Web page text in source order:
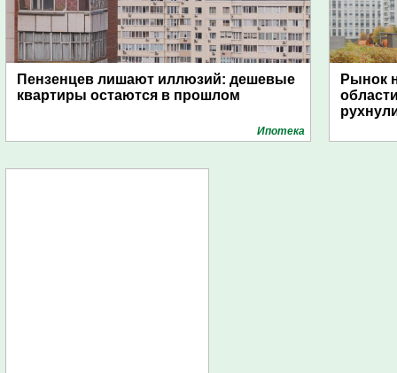
Пензенцев лишают иллюзий: дешевые
квартиры остаются в прошлом
Ипотека
Рынок